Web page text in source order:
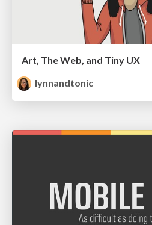
Art, The Web, and Tiny UX
lynnandtonic